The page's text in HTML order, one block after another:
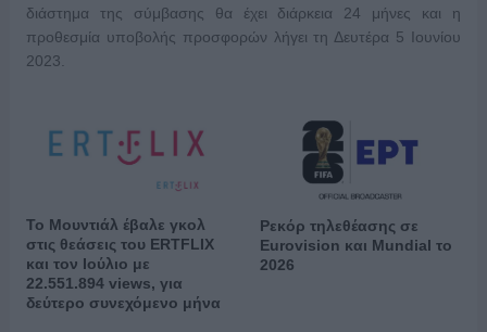
διάστημα της σύμβασης θα έχει διάρκεια 24 μήνες και η
προθεσμία υποβολής προσφορών λήγει τη Δευτέρα 5 Ιουνίου
2023.
Το Μουντιάλ έβαλε γκολ
στις θεάσεις του ERTFLIX
και τον Ιούλιο με
22.551.894 views, για
δεύτερο συνεχόμενο μήνα
Ρεκόρ τηλεθέασης σε
Eurovision και Mundial το
2026